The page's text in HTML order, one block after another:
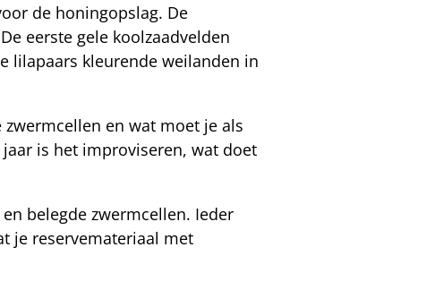
de honingopslag. De
eerste gele koolzaadvelden
lilapaars kleurende weilanden in
en wat moet je als
is het improviseren, wat doet
belegde zwermcellen. Ieder
je reservemateriaal met